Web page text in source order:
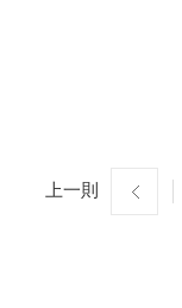
上一則